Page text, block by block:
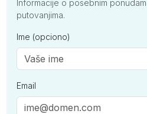
Informacije o posebnim
putovanjima.
Ime (opciono)
Email